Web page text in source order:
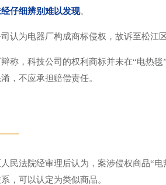
仔细辨别难以发现。
认为电器厂构成商标侵权，故诉至松江
称，科技公司的权利商标并未在“电热
，不应承担赔偿责任。
民法院经审理后认为，案涉侵权商品“
，可以认定为类似商品。